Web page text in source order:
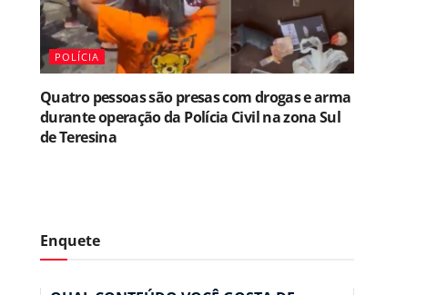
POLÍCIA
Quatro pessoas são presas com drogas e arma
durante operação da Polícia Civil na zona Sul
de Teresina
Enquete